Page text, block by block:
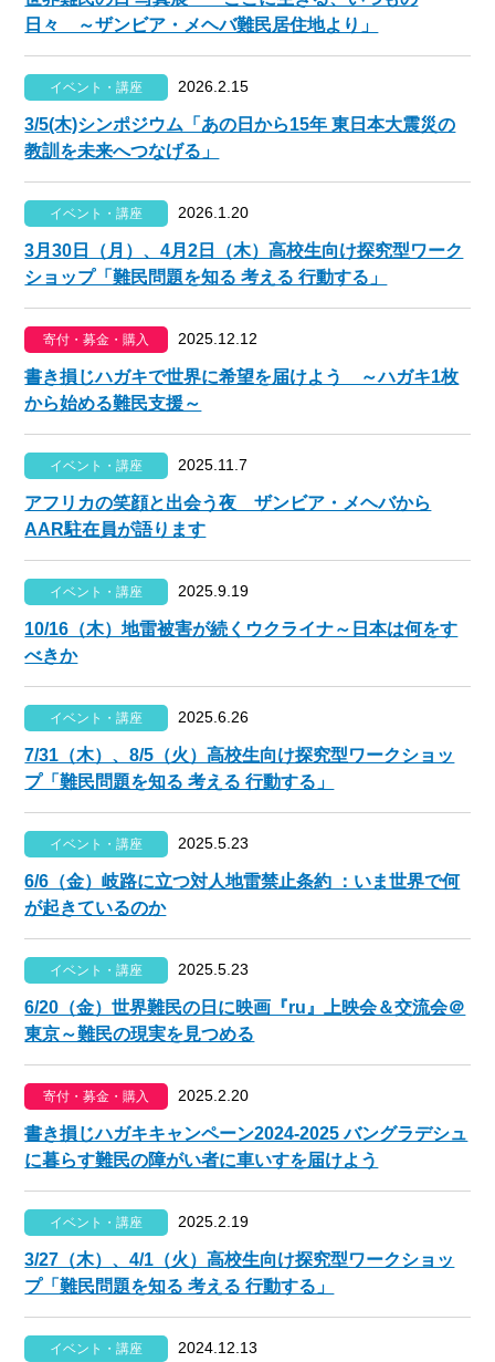
日々 ～ザンビア・メヘバ難民居住地より」
イベント・講座 2026.2.15
3/5(木)シンポジウム「あの日から15年 東日本大震災の
教訓を未来へつなげる」
イベント・講座 2026.1.20
3月30日（月）、4月2日（木）高校生向け探究型ワーク
ショップ「難民問題を知る 考える 行動する」
寄付・募金・購入 2025.12.12
書き損じハガキで世界に希望を届けよう ～ハガキ1枚
から始める難民支援～
イベント・講座 2025.11.7
アフリカの笑顔と出会う夜 ザンビア・メヘバから
AAR駐在員が語ります
イベント・講座 2025.9.19
10/16（木）地雷被害が続くウクライナ～日本は何をす
べきか
イベント・講座 2025.6.26
7/31（木）、8/5（火）高校生向け探究型ワークショッ
プ「難民問題を知る 考える 行動する」
イベント・講座 2025.5.23
6/6（金）岐路に立つ対人地雷禁止条約 ：いま世界で何
が起きているのか
イベント・講座 2025.5.23
6/20（金）世界難民の日に映画『ru』上映会＆交流会＠
東京～難民の現実を見つめる
寄付・募金・購入 2025.2.20
書き損じハガキキャンペーン2024-2025 バングラデシュ
に暮らす難民の障がい者に車いすを届けよう
イベント・講座 2025.2.19
3/27（木）、4/1（火）高校生向け探究型ワークショッ
プ「難民問題を知る 考える 行動する」
イベント・講座 2024.12.13